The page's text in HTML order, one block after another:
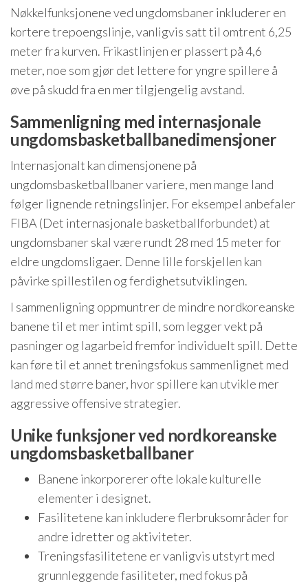
Nøkkelfunksjonene ved ungdomsbaner inkluderer en
kortere trepoengslinje, vanligvis satt til omtrent 6,25
meter fra kurven. Frikastlinjen er plassert på 4,6
meter, noe som gjør det lettere for yngre spillere å
øve på skudd fra en mer tilgjengelig avstand.
Sammenligning med internasjonale
ungdomsbasketballbanedimensjoner
Internasjonalt kan dimensjonene på
ungdomsbasketballbaner variere, men mange land
følger lignende retningslinjer. For eksempel anbefaler
FIBA (Det internasjonale basketballforbundet) at
ungdomsbaner skal være rundt 28 med 15 meter for
eldre ungdomsligaer. Denne lille forskjellen kan
påvirke spillestilen og ferdighetsutviklingen.
I sammenligning oppmuntrer de mindre nordkoreanske
banene til et mer intimt spill, som legger vekt på
pasninger og lagarbeid fremfor individuelt spill. Dette
kan føre til et annet treningsfokus sammenlignet med
land med større baner, hvor spillere kan utvikle mer
aggressive offensive strategier.
Unike funksjoner ved nordkoreanske
ungdomsbasketballbaner
Banene inkorporerer ofte lokale kulturelle
elementer i designet.
Fasilitetene kan inkludere flerbruksområder for
andre idretter og aktiviteter.
Treningsfasilitetene er vanligvis utstyrt med
grunnleggende fasiliteter, med fokus på